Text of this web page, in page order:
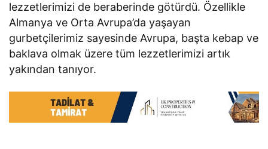
lezzetlerimizi de beraberinde götürdü. Özellikle
Almanya ve Orta Avrupa’da yaşayan
gurbetçilerimiz sayesinde Avrupa, başta kebap ve
baklava olmak üzere tüm lezzetlerimizi artık
yakından tanıyor.